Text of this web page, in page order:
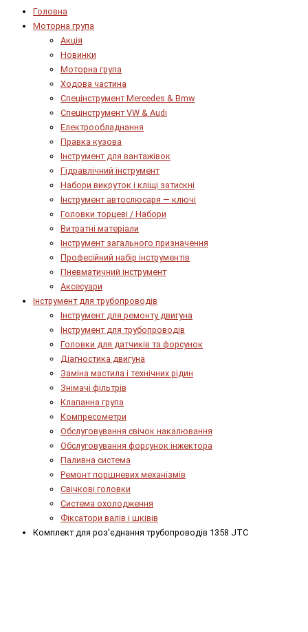
Головна
Моторна група
Акція
Новинки
Моторна група
Ходова частина
Спецінструмент Mercedes & Bmw
Спецінструмент VW & Audi
Електрообладнання
Правка кузова
Інструмент для вантажівок
Гідравлічний інструмент
Набори викруток і кліщі затискні
Інструмент автослюсаря — ключі
Головки торцеві / Набори
Витратні матеріали
Інструмент загального призначення
Професійний набір інструментів
Пневматичний інструмент
Аксесуари
Інструмент для трубопроводів
Інструмент для ремонту двигуна
Інструмент для трубопроводів
Головки для датчиків та форсунок
Діагностика двигуна
Заміна мастила і технічних рідин
Знімачі фільтрів
Клапанна група
Компресометри
Обслуговування свічок накалювання
Обслуговування форсунок інжектора
Паливна система
Ремонт поршневих механізмів
Свічкові головки
Система охолодження
Фіксатори валів і шківів
Комплект для роз'єднання трубопроводів 1358 JTC